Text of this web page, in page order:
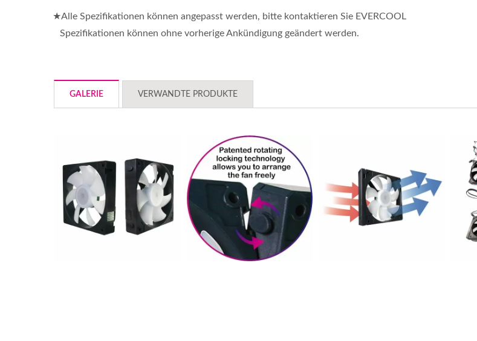
★Alle Spezifikationen können angepasst werden, bitte kontaktieren Sie EVERCOOL
Spezifikationen können ohne vorherige Ankündigung geändert werden.
GALERIE VERWANDTE PRODUKTE